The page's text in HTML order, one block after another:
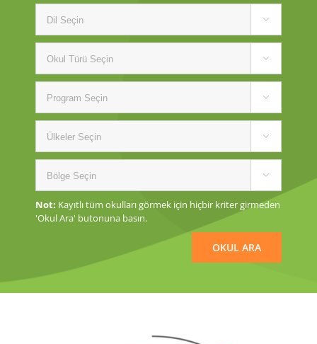





Not: Kayıtlı tüm okulları görmek için hiçbir kriter girmeden
'Okul Ara' butonuna basın.